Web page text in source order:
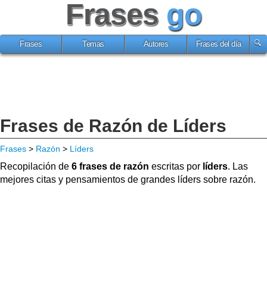
Frases go
Frases Temas Autores Frases del día
Frases de Razón de Líders
Frases > Razón > Líders
Recopilación de 6 frases de razón escritas por líders. Las
mejores citas y pensamientos de grandes líders sobre razón.